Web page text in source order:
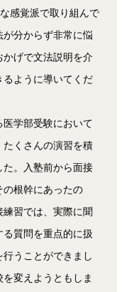
感覚派で取り組んで
分からず非常に悩
げで文法説明を介
ように導いてくだ
学部受験において
くさんの演習を積
。入塾前から面接
根幹にあったの
習では、実際に聞
質問を重点的に扱
うことができまし
変えようともしま